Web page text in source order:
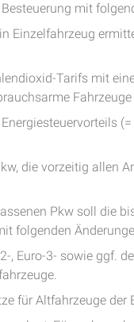
mit
Einzelfahrzeug
Tarifs mit
die vorzeitig allen
Pkw soll die
folgenden
, Euro-3- sowie ggf.
für Altfahrzeuge